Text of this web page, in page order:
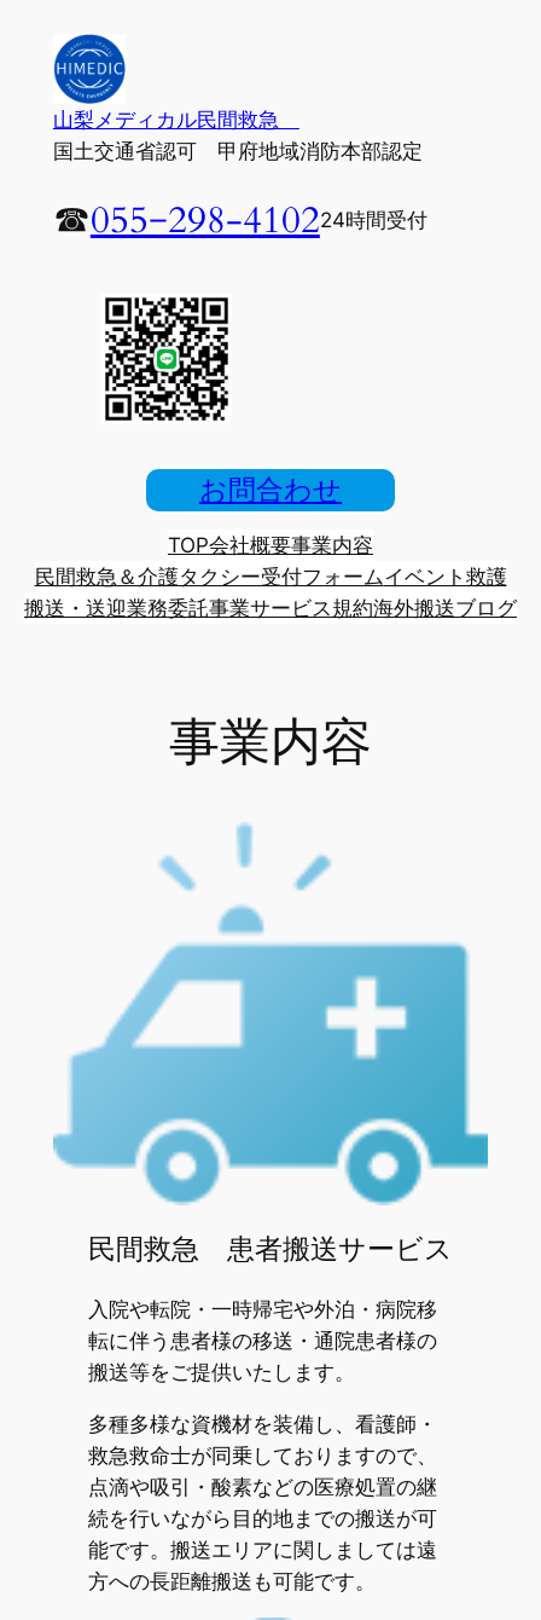
山梨メディカル民間救急
国土交通省認可 甲府地域消防本部認定
☎︎055−298-410224時間受付
お問合わせ
TOP会社概要事業内容
民間救急＆介護タクシー受付フォームイベント救護
搬送・送迎業務委託事業サービス規約海外搬送ブログ
事業内容
民間救急 患者搬送サービス
入院や転院・一時帰宅や外泊・病院移
転に伴う患者様の移送・通院患者様の
搬送等をご提供いたします。
多種多様な資機材を装備し、看護師・
救急救命士が同乗しておりますので、
点滴や吸引・酸素などの医療処置の継
続を行いながら目的地までの搬送が可
能です。搬送エリアに関しましては遠
方への長距離搬送も可能です。